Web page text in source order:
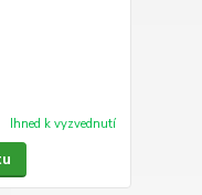
Ihned k vyzvednutí